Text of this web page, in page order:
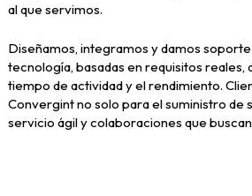
al que servimos.
Diseñamos, integramos y damos
tecnología, basadas en requisitos
tiempo de actividad y el rendimiento.
Convergint no solo para el suministro
servicio ágil y colaboraciones que